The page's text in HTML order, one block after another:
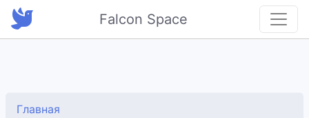
Falcon Space
Главная